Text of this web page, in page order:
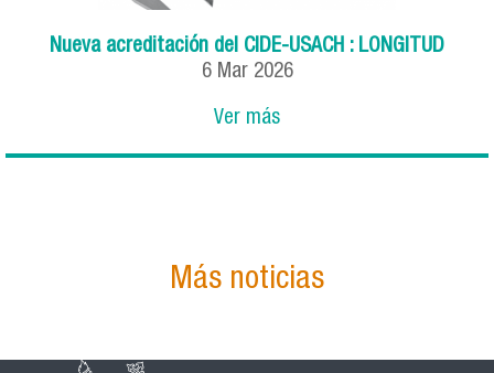
Nueva acreditación del CIDE-USACH : LONGITUD
6 Mar 2026
Ver más
Más noticias